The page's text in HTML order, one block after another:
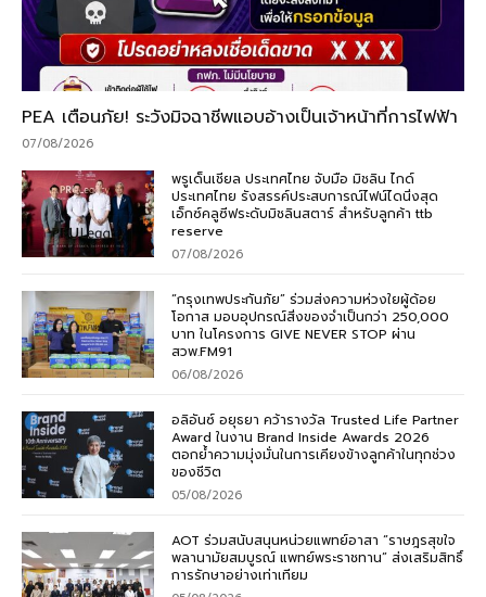
PEA เตือนภัย! ระวังมิจฉาชีพแอบอ้างเป็นเจ้าหน้าที่การไฟฟ้า
07/08/2026
พรูเด็นเชียล ประเทศไทย จับมือ มิชลิน ไกด์
ประเทศไทย รังสรรค์ประสบการณ์ไฟน์ไดนิ่งสุด
เอ็กซ์คลูซีฟระดับมิชลินสตาร์ สำหรับลูกค้า ttb
reserve
07/08/2026
“กรุงเทพประกันภัย” ร่วมส่งความห่วงใยผู้ด้อย
โอกาส มอบอุปกรณ์สิ่งของจำเป็นกว่า 250,000
บาท ในโครงการ GIVE NEVER STOP ผ่าน
สวพ.FM91
06/08/2026
อลิอันซ์ อยุธยา คว้ารางวัล Trusted Life Partner
Award ในงาน Brand Inside Awards 2026
ตอกย้ำความมุ่งมั่นในการเคียงข้างลูกค้าในทุกช่วง
ของชีวิต
05/08/2026
AOT ร่วมสนับสนุนหน่วยแพทย์อาสา “ราษฎรสุขใจ
พลานามัยสมบูรณ์ แพทย์พระราชทาน” ส่งเสริมสิทธิ์
การรักษาอย่างเท่าเทียม